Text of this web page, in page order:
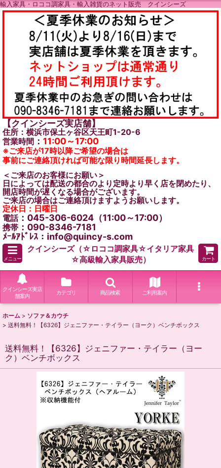
輸入家具・ロココ調家具・輸入雑貨のネット販売 クインシーズ
【クインシーズ実店舗】
住所：横浜市保土ヶ谷区天王町1-20-6
営業時間 ： 11:00～17:00
※ご来店が17時以降ご希望の場合は
事前にご連絡頂ければ可能な限り時間延長します。
＜ご来店のお客様にお願い＞
日によっては配送の都合のより定時より早く店を閉めたり、
開店時間が遅くなる場合がございます。
ご来店の場合はご連絡頂けますようお願いします。
定休日：日曜日
電話：045-306-6024（11:00～17:00）
携帯 ：090-8346-7181
ﾒｰﾙｱﾄﾞﾚｽ：info@quincy-s.com
メニュー
クインシーズ（☆ロココ調家具☆イタリア家具
☆高級輸入家具販売）
カート
クインシーズ実店
舗案内
カテゴリ 商品検索 ご利用案内
ホーム > ソファ＆カウチ
> 送料無料！【6326】ジェニファー・テイラー（ヨーク）ベンチボックス
送料無料！【6326】ジェニファー・テイラー（ヨー
ク）ベンチボックス